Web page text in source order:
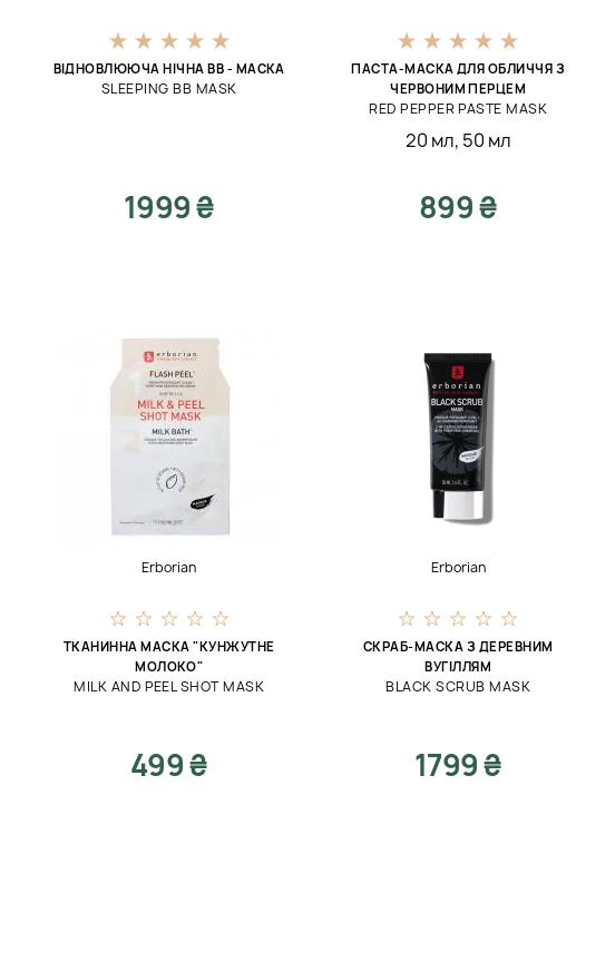
ВІДНОВЛЮЮЧА НІЧНА BB - МАСКА
SLEEPING BB MASK
1999 ₴
ПАСТА-МАСКА ДЛЯ ОБЛИЧЧЯ З
ЧЕРВОНИМ ПЕРЦЕМ
RED PEPPER PASTE MASK
20 мл, 50 мл
899 ₴
Erborian
ТКАНИННА МАСКА "КУНЖУТНЕ
МОЛОКО"
MILK AND PEEL SHOT MASK
499 ₴
Erborian
СКРАБ-МАСКА З ДЕРЕВНИМ
ВУГІЛЛЯМ
BLACK SCRUB MASK
1799 ₴